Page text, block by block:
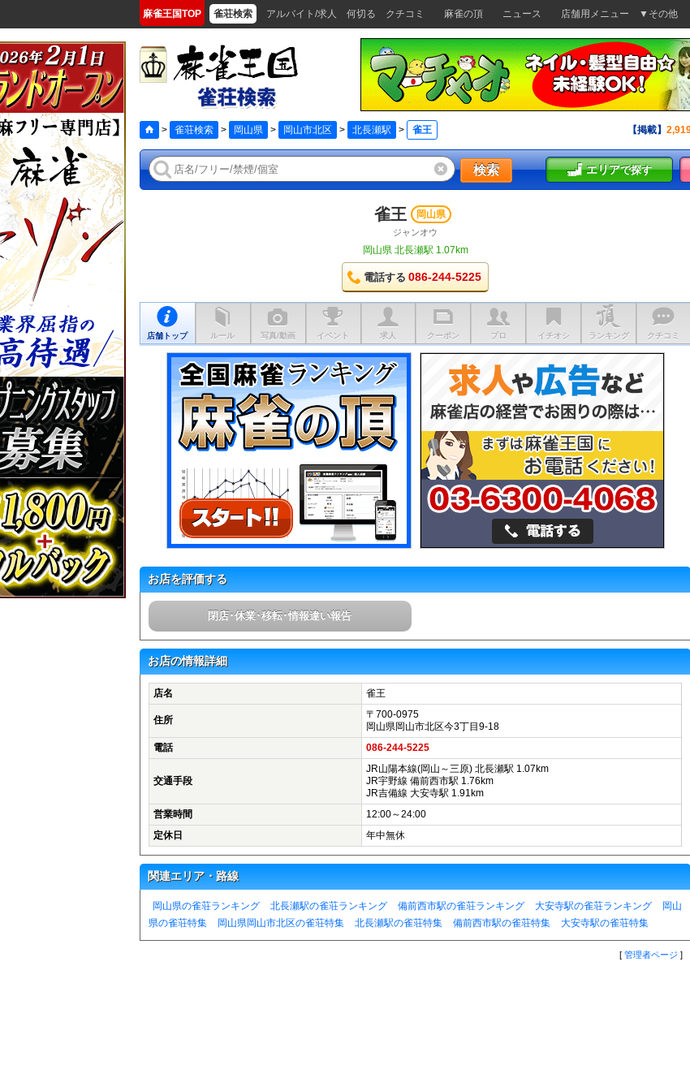
麻雀王国TOP 雀荘検索 アルバイト/求人 何切る クチコミ 麻雀の頂 ニュース 店舗用メニュー ▼その他
> 雀荘検索 > 岡山県 > 岡山市北区 > 北長瀬駅 > 雀王 【掲載】
検索 エリアで探す
雀王 岡山県
ジャンオウ
岡山県 北長瀬駅 1.07km
電話する 086-244-5225
店舗トップ ルール 写真/動画 イベント 求人 クーポン プロ イチオシ ランキング クチコミ
お店を評価する
閉店･休業･移転･情報違い報告
お店の情報詳細
店名 雀王
住所
〒700-0975
岡山県岡山市北区今3丁目9-18
電話
086-244-5225
交通手段
JR山陽本線(岡山～三原) 北長瀬駅 1.07km
JR宇野線 備前西市駅 1.76km
JR吉備線 大安寺駅 1.91km
営業時間
12:00～24:00
定休日
年中無休
関連エリア・路線
岡山県の雀荘ランキング 北長瀬駅の雀荘ランキング 備前西市駅の雀荘ランキング 大安寺駅の雀荘ランキング
岡山
県の雀荘特集
岡山県岡山市北区の雀荘特集 北長瀬駅の雀荘特集 備前西市駅の雀荘特集 大安寺駅の雀荘特集
[ 管理者ページ ]